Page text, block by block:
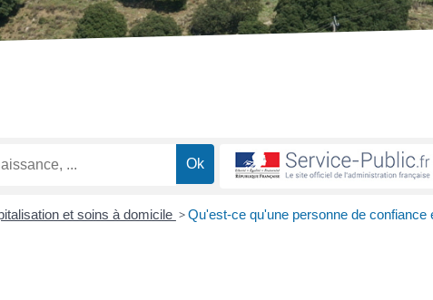
et soins à domicile >Qu'est-ce qu'une personne de confiance